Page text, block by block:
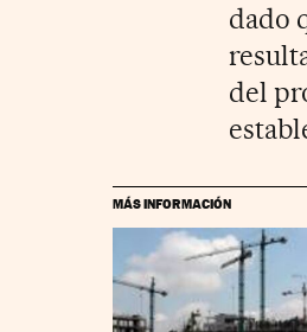
dado
del
MÁS INFORMACIÓN